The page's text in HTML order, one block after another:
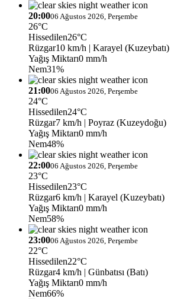
20:0006 Ağustos 2026, Perşembe
26°C
Hissedilen26°C
Rüzgar10 km/h | Karayel (Kuzeybatı)
Yağış Miktarı0 mm/h
Nem31%
21:0006 Ağustos 2026, Perşembe
24°C
Hissedilen24°C
Rüzgar7 km/h | Poyraz (Kuzeydoğu)
Yağış Miktarı0 mm/h
Nem48%
22:0006 Ağustos 2026, Perşembe
23°C
Hissedilen23°C
Rüzgar6 km/h | Karayel (Kuzeybatı)
Yağış Miktarı0 mm/h
Nem58%
23:0006 Ağustos 2026, Perşembe
22°C
Hissedilen22°C
Rüzgar4 km/h | Günbatısı (Batı)
Yağış Miktarı0 mm/h
Nem66%